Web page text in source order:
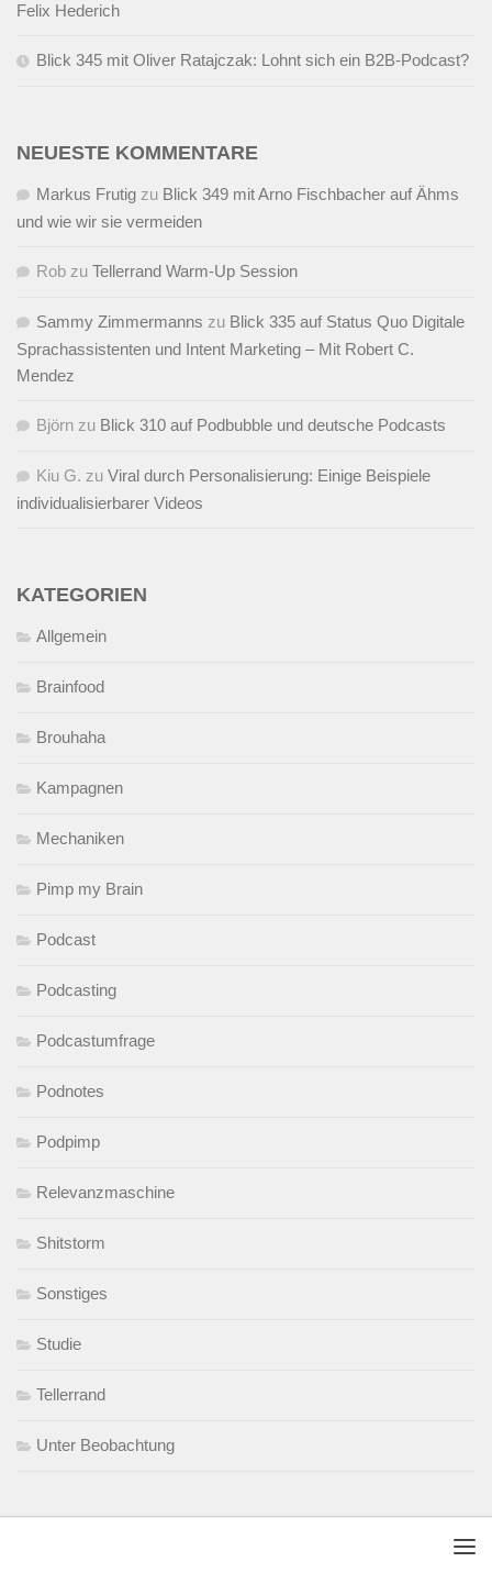
Felix Hederich
Blick 345 mit Oliver Ratajczak: Lohnt sich ein B2B-Podcast?
NEUESTE KOMMENTARE
Markus Frutig zu Blick 349 mit Arno Fischbacher auf Ähms
und wie wir sie vermeiden
Rob zu Tellerrand Warm-Up Session
Sammy Zimmermanns zu Blick 335 auf Status Quo Digitale
Sprachassistenten und Intent Marketing – Mit Robert C.
Mendez
Björn zu Blick 310 auf Podbubble und deutsche Podcasts
Kiu G. zu Viral durch Personalisierung: Einige Beispiele
individualisierbarer Videos
KATEGORIEN
Allgemein
Brainfood
Brouhaha
Kampagnen
Mechaniken
Pimp my Brain
Podcast
Podcasting
Podcastumfrage
Podnotes
Podpimp
Relevanzmaschine
Shitstorm
Sonstiges
Studie
Tellerrand
Unter Beobachtung